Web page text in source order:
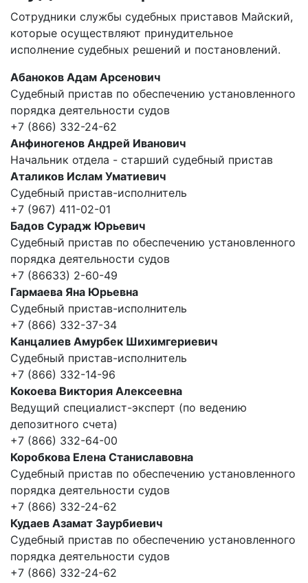
Сотрудники службы судебных приставов Майский,
которые осуществляют принудительное
исполнение судебных решений и постановлений.
Абаноков Адам Арсенович
Судебный пристав по обеспечению установленного
порядка деятельности судов
+7 (866) 332-24-62
Анфиногенов Андрей Иванович
Начальник отдела - старший судебный пристав
Аталиков Ислам Уматиевич
Судебный пристав-исполнитель
+7 (967) 411-02-01
Бадов Сурадж Юрьевич
Судебный пристав по обеспечению установленного
порядка деятельности судов
+7 (86633) 2-60-49
Гармаева Яна Юрьевна
Судебный пристав-исполнитель
+7 (866) 332-37-34
Канцалиев Амурбек Шихимгериевич
Судебный пристав-исполнитель
+7 (866) 332-14-96
Кокоева Виктория Алексеевна
Ведущий специалист-эксперт (по ведению
депозитного счета)
+7 (866) 332-64-00
Коробкова Елена Станиславовна
Судебный пристав по обеспечению установленного
порядка деятельности судов
+7 (866) 332-24-62
Кудаев Азамат Заурбиевич
Судебный пристав по обеспечению установленного
порядка деятельности судов
+7 (866) 332-24-62